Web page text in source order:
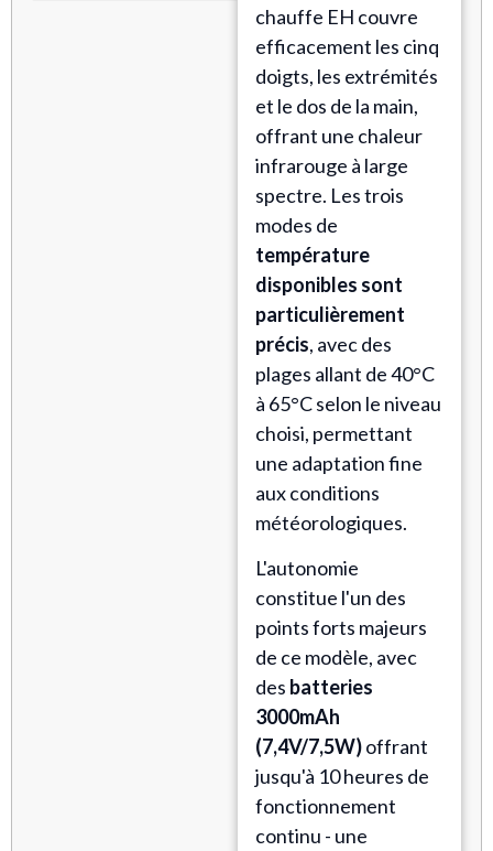
chauffe EH couvre
efficacement les cinq
doigts, les extrémités
et le dos de la main,
offrant une chaleur
infrarouge à large
spectre. Les trois
modes de
température
disponibles sont
particulièrement
précis, avec des
plages allant de 40°C
à 65°C selon le niveau
choisi, permettant
une adaptation fine
aux conditions
météorologiques.
L'autonomie
constitue l'un des
points forts majeurs
de ce modèle, avec
des batteries
3000mAh
(7,4V/7,5W)offrant
jusqu'à 10 heures de
fonctionnement
continu - une